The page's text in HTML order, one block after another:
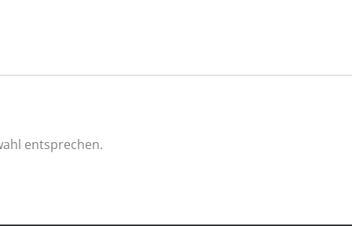
entsprechen.